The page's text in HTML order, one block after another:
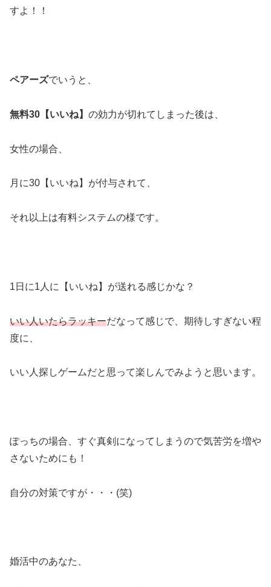
すよ！！
ペアーズでいうと、
無料30【いいね】 の効力が切れてしまった後は、
女性の場合、
月に30【いいね】が付与されて、
それ以上は有料システムの様です。
1日に1人に【いいね】が送れる感じかな？
いい人いたらラッキーだなって感じで、期待しすぎない程
度に、
いい人探しゲームだと思って楽しんでみようと思います。
ぽっちの場合、すぐ真剣になってしまうので気苦労を増や
さないためにも！
自分の対策ですが・・・(笑)
婚活中のあなた、